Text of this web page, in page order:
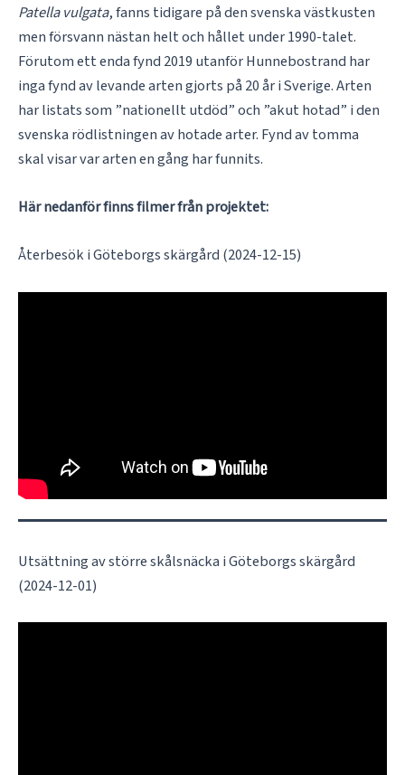
Patella vulgata, fanns tidigare på den svenska västkusten
men försvann nästan helt och hållet under 1990-talet.
Förutom ett enda fynd 2019 utanför Hunnebostrand har
inga fynd av levande arten gjorts på 20 år i Sverige. Arten
har listats som ”nationellt utdöd” och ”akut hotad” i den
svenska rödlistningen av hotade arter. Fynd av tomma
skal visar var arten en gång har funnits.
Här nedanför finns filmer från projektet:
Återbesök i Göteborgs skärgård (2024-12-15)
Utsättning av större skålsnäcka i Göteborgs skärgård
(2024-12-01)